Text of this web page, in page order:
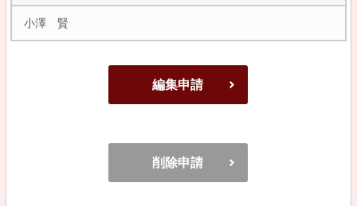
小澤 賢
編集申請
削除申請